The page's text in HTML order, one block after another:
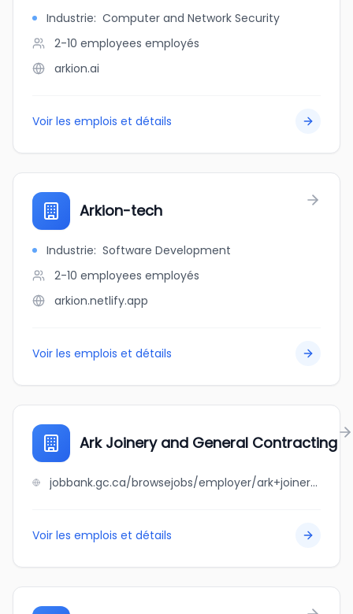
Industrie: Computer and Network Security
2-10 employees employés
arkion.ai
Voir les emplois et détails
Arkion-tech
Industrie: Software Development
2-10 employees employés
arkion.netlify.app
Voir les emplois et détails
Ark Joinery and General Contracting
jobbank.gc.ca/browsejobs/employer/ark+joinery+and+general+contracting/ca
Voir les emplois et détails